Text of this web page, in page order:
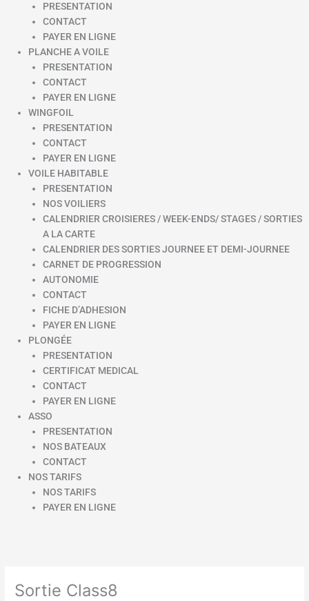
PRESENTATION
CONTACT
PAYER EN LIGNE
PLANCHE A VOILE
PRESENTATION
CONTACT
PAYER EN LIGNE
WINGFOIL
PRESENTATION
CONTACT
PAYER EN LIGNE
VOILE HABITABLE
PRESENTATION
NOS VOILIERS
CALENDRIER CROISIERES / WEEK-ENDS/ STAGES / SORTIES
A LA CARTE
CALENDRIER DES SORTIES JOURNEE ET DEMI-JOURNEE
CARNET DE PROGRESSION
AUTONOMIE
CONTACT
FICHE D’ADHESION
PAYER EN LIGNE
PLONGÉE
PRESENTATION
CERTIFICAT MEDICAL
CONTACT
PAYER EN LIGNE
ASSO
PRESENTATION
NOS BATEAUX
CONTACT
NOS TARIFS
NOS TARIFS
PAYER EN LIGNE
Sortie Class8